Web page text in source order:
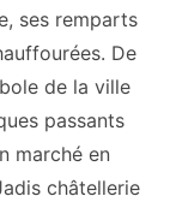
ses remparts
De
de la ville
passants
marché en
châtellerie